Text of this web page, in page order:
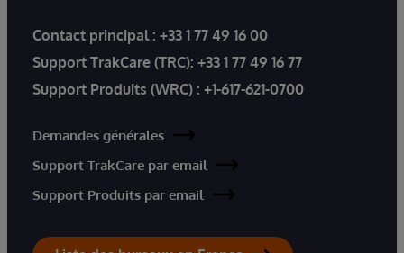
Contact principal : +33 1 77 49 16 00
Support TrakCare (TRC): +33 1 77 49 16 77
Support Produits (WRC) : +1-617-621-0700
Demandes générales
Support TrakCare par email
Support Produits par email